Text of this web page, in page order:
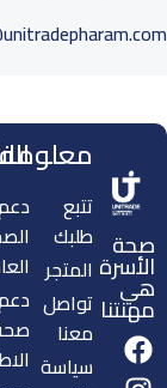
صحة
الأسرة
هي
مهنتنا
تتبع
طلبك
المتجر
تواصل
معنا
سياسة